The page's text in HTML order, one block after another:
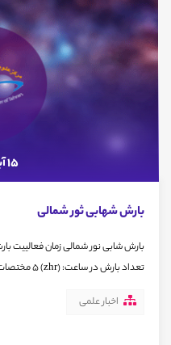
15 آبان 1390
بارش شهابی ثور شمالی
تعداد بارش در ساعت: (zhr) 5 مختصات نقطه نور باران: 3ساعت، 52دقیقه، 22در...
اخبار علمی